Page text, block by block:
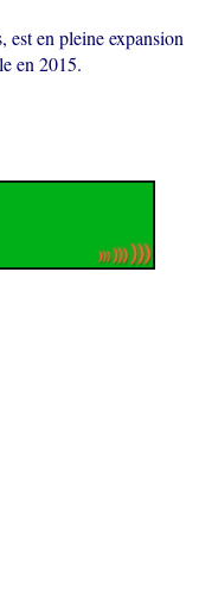
est en pleine expansion
en 2015.